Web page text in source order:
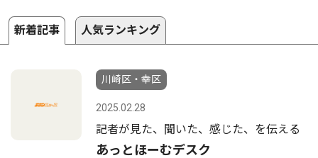
新着記事 人気ランキング
川崎区・幸区
2025.02.28
記者が見た、聞いた、感じた、を伝える
あっとほーむデスク